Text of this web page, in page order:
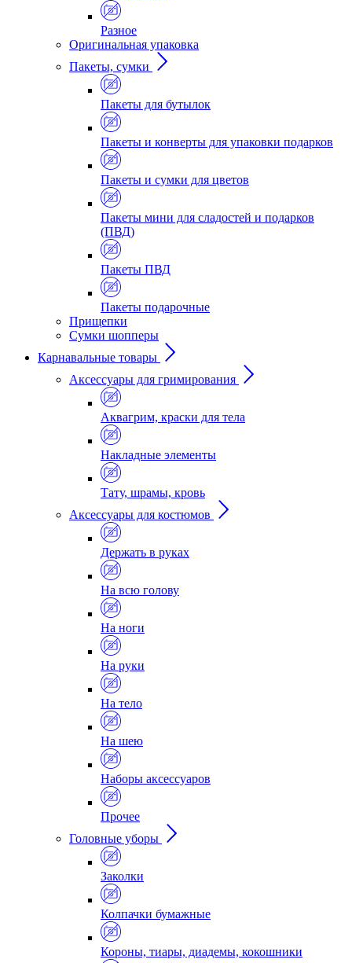
Разное
Оригинальная упаковка
Пакеты, сумки
Пакеты для бутылок
Пакеты и конверты для упаковки подарков
Пакеты и сумки для цветов
Пакеты мини для сладостей и подарков
(ПВД)
Пакеты ПВД
Пакеты подарочные
Прищепки
Сумки шопперы
Карнавальные товары
Аксессуары для гримирования
Аквагрим, краски для тела
Накладные элементы
Тату, шрамы, кровь
Аксессуары для костюмов
Держать в руках
На всю голову
На ноги
На руки
На тело
На шею
Наборы аксессуаров
Прочее
Головные уборы
Заколки
Колпачки бумажные
Короны, тиары, диадемы, кокошники